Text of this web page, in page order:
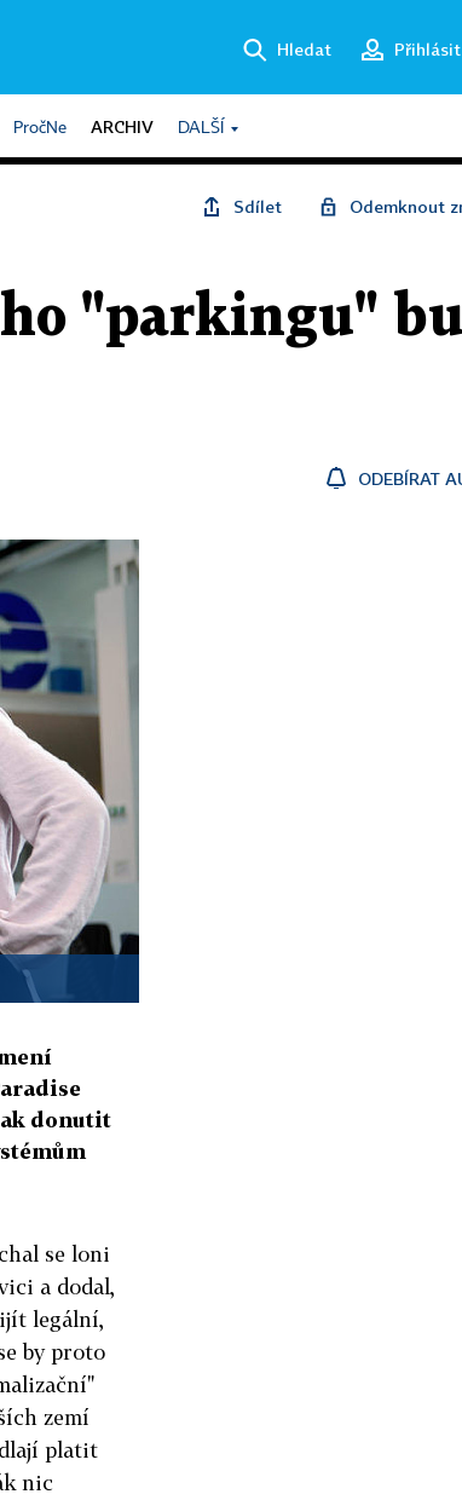
Hledat
PročNe ARCHIV DALŠÍ
Sdílet Odemknout
"parkingu"
ODEBÍRAT
donutit
se loni
a dodal,
legální,
by proto
zemí
platit
nic